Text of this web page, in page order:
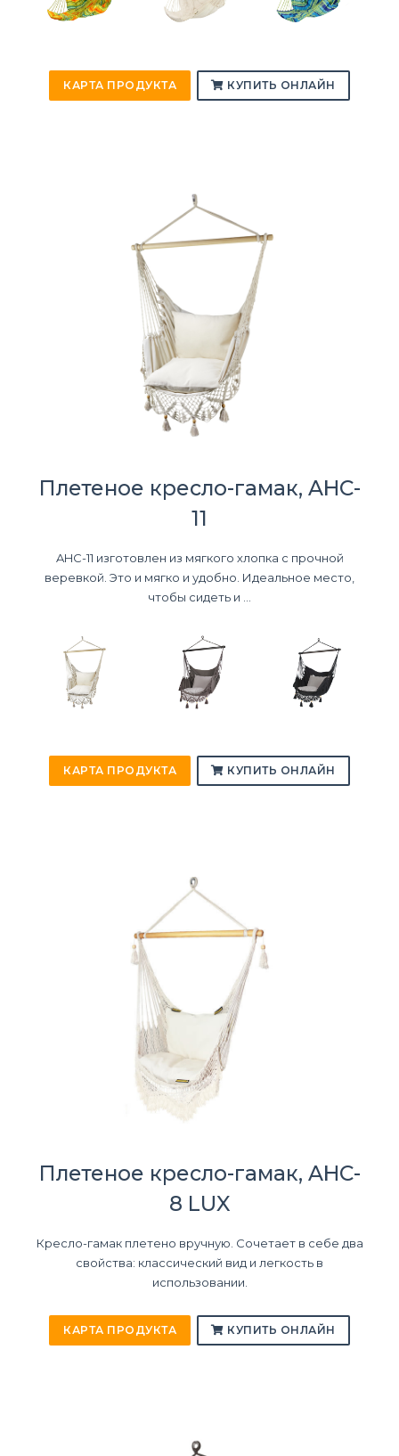
КАРТА ПРОДУКТА КУПИТЬ ОНЛАЙН
Плетеное кресло-гамак, AHC-
11
AHC-11 изготовлен из мягкого хлопка с прочной
веревкой. Это и мягко и удобно. Идеальное место,
чтобы сидеть и ...
КАРТА ПРОДУКТА КУПИТЬ ОНЛАЙН
Плетеное кресло-гамак, AHC-
8 LUX
Кресло-гамак плетено вручную. Сочетает в себе два
свойства: классический вид и легкость в
использовании.
КАРТА ПРОДУКТА КУПИТЬ ОНЛАЙН